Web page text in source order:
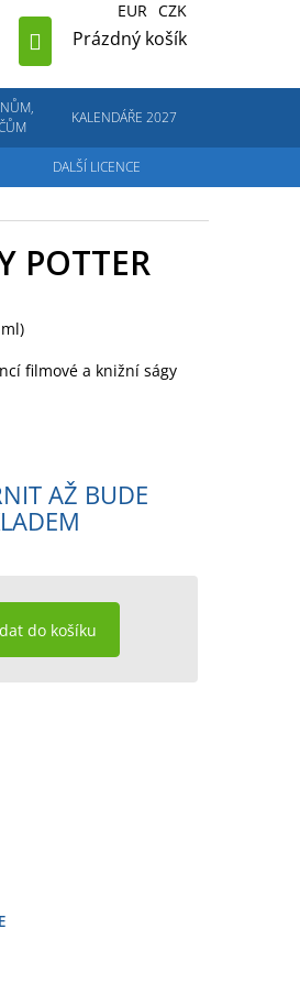
EUR CZK
NÁKUPNÍ
Prázdný košík
KALENDÁŘE 2027
DALŠÍ LICENCE
POTTER
filmové a knižní ságy
AŽ BUDE
do košíku